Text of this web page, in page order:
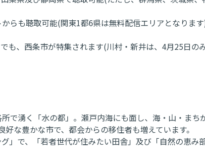
も聴取可能(関東1都6県は無料配信エリアとなりま
、西条市が特集されます(川村・新井は、4月25日のみ
で湧く「水の都」。瀬戸内海にも面し、海・山・ま
な豊かな市で、都会からの移住者も増えています。
で、「若者世代が住みたい田舎」及び「自然の恵み